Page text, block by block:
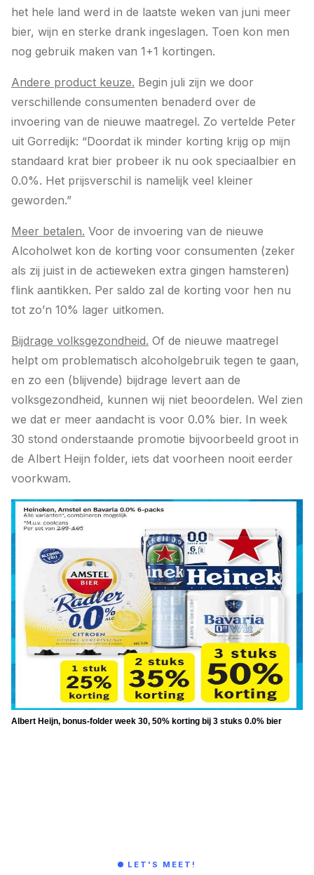
het hele land werd in de laatste weken van juni meer
bier, wijn en sterke drank ingeslagen. Toen kon men
nog gebruik maken van 1+1 kortingen.
Andere product keuze. Begin juli zijn we door
verschillende consumenten benaderd over de
invoering van de nieuwe maatregel. Zo vertelde Peter
uit Gorredijk: “Doordat ik minder korting krijg op mijn
standaard krat bier probeer ik nu ook speciaalbier en
0.0%. Het prijsverschil is namelijk veel kleiner
geworden.”
Meer betalen. Voor de invoering van de nieuwe
Alcoholwet kon de korting voor consumenten (zeker
als zij juist in de actieweken extra gingen hamsteren)
flink aantikken. Per saldo zal de korting voor hen nu
tot zo’n 10% lager uitkomen.
Bijdrage volksgezondheid. Of de nieuwe maatregel
helpt om problematisch alcoholgebruik tegen te gaan,
en zo een (blijvende) bijdrage levert aan de
volksgezondheid, kunnen wij niet beoordelen. Wel zien
we dat er meer aandacht is voor 0.0% bier. In week
30 stond onderstaande promotie bijvoorbeeld groot in
de Albert Heijn folder, iets dat voorheen nooit eerder
voorkwam.
Albert Heijn, bonus-folder week 30, 50% korting bij 3 stuks 0.0% bier
LET'S MEET!